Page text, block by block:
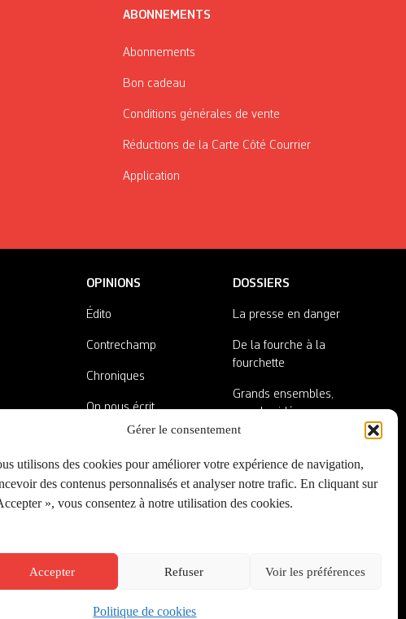
Gérer le consentement
utilisons des cookies pour améliorer votre expérience de navigation,
des contenus personnalisés et analyser notre trafic. En cliquant sur
», vous consentez à notre utilisation des cookies.
Accepter Refuser Voir les préférences
Politique de cookies
ABONNEMENTS
Abonnements
Bon cadeau
Conditions générales de vente
Réductions de la Carte Côté Courrier
Application
OPINIONS
Édito
Contrechamp
Chroniques
On nous écrit
Nos invité·es
A côté de la plaque
DOSSIERS
La presse en danger
De la fourche à la
fourchette
Grands ensembles,
grandes idées